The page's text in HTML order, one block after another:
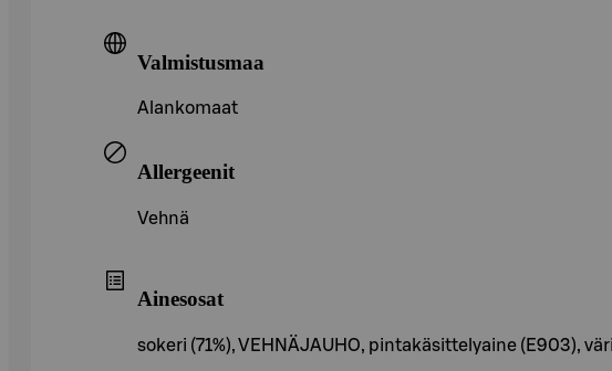
Valmistusmaa
Alankomaat
Allergeenit
Vehnä
Ainesosat
sokeri (71%), VEHNÄJAUHO, pintakäsittelyaine (E903),